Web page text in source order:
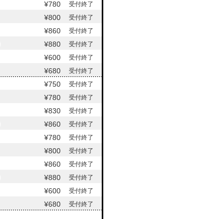
¥780 受付終了
¥800 受付終了
¥860 受付終了
¥880 受付終了
¥600 受付終了
¥680 受付終了
¥750 受付終了
¥780 受付終了
¥830 受付終了
¥860 受付終了
¥780 受付終了
¥800 受付終了
¥860 受付終了
¥880 受付終了
¥600 受付終了
¥680 受付終了